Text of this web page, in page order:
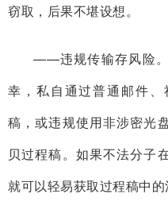
窃取，后果不堪设想。
——违规传输存风险
幸，私自通过普通邮件
稿，或违规使用非涉密光
贝过程稿。如果不法分子
就可以轻易获取过程稿中的